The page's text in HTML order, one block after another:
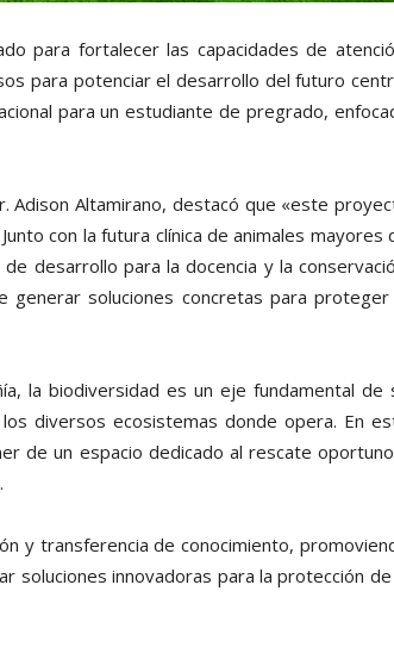
para fortalecer las capacidades de
para potenciar el desarrollo del futuro
para un estudiante de pregrado,
Adison Altamirano, destacó que «este
con la futura clínica de animales mayores
desarrollo para la docencia y la
generar soluciones concretas para proteger
la biodiversidad es un eje fundamental de
diversos ecosistemas donde opera. En
de un espacio dedicado al rescate
y transferencia de conocimiento,
soluciones innovadoras para la protección de